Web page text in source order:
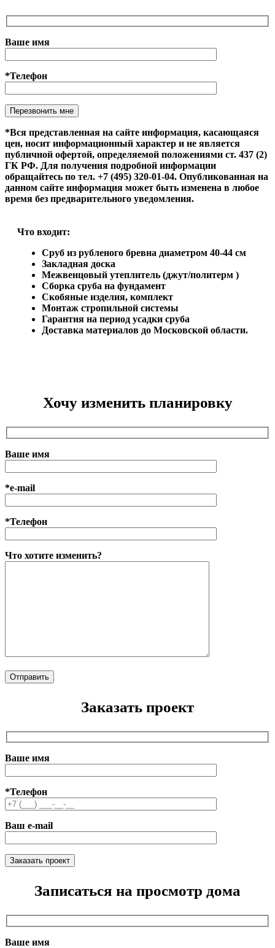
Ваше имя
*Телефон
Оставьте это поле пустым.
*Вся представленная на сайте информация, касающаяся
цен, носит информационный характер и не является
публичной офертой, определяемой положениями ст. 437 (2)
ГК РФ. Для получения подробной информации
обращайтесь по тел. +7 (495) 320-01-04. Опубликованная на
данном сайте информация может быть изменена в любое
время без предварительного уведомления.
Что входит:
Сруб из рубленого бревна диаметром 40-44 см
Закладная доска
Межвенцовый утеплитель (джут/политерм )
Сборка сруба на фундамент
Скобяные изделия, комплект
Монтаж стропильной системы
Гарантия на период усадки сруба
Доставка материалов до Московской области.
Хочу изменить планировку
Ваше имя
*e-mail
*Телефон
Что хотите изменить?
Заказать проект
Ваше имя
*Телефон
Ваш e-mail
Записаться на просмотр дома
Ваше имя